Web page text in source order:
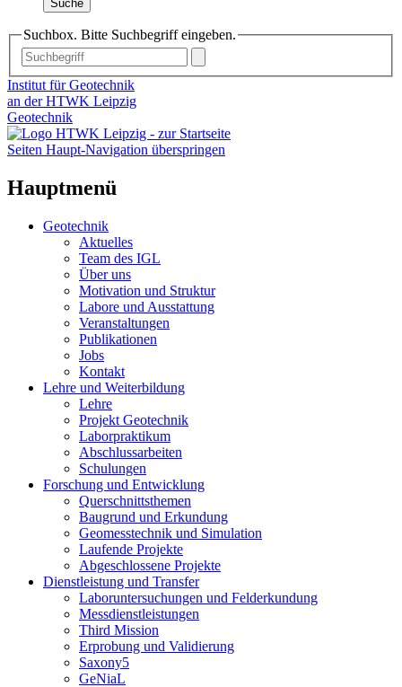
Suche
Suchbox. Bitte Suchbegriff eingeben.
Institut für Geotechnik
an der HTWK Leipzig
Geotechnik
Seiten Haupt-Navigation überspringen
Hauptmenü
Geotechnik
Aktuelles
Team des IGL
Über uns
Motivation und Struktur
Labore und Ausstattung
Veranstaltungen
Publikationen
Jobs
Kontakt
Lehre und Weiterbildung
Lehre
Projekt Geotechnik
Laborpraktikum
Abschlussarbeiten
Schulungen
Forschung und Entwicklung
Querschnittsthemen
Baugrund und Erkundung
Geomesstechnik und Simulation
Laufende Projekte
Abgeschlossene Projekte
Dienstleistung und Transfer
Laboruntersuchungen und Felderkundung
Messdienstleistungen
Third Mission
Erprobung und Validierung
Saxony5
GeNiaL